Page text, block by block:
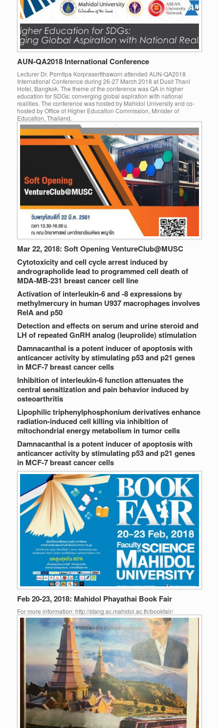
AUN-QA2018 International Conference
Lecturer Dr. Porntipa Korprasertthaworn attended AUN-QA2018
International Conference during 26-27 March 2018 at Dusit Thani
Hotel, Bangkok. The theme of the conference was QA in higher
education for SDGs: converging global aspiration with national
realities. The conference was hosted by Mahidol University and co-
hosted by Office of Higher Education Commission, Minister of
Education, Thailand.
Mar 22, 2018: Soft Opening VentureClub@MUSC
Cytotoxicity and cell cycle arrest induced by
andrographolide lead to programmed cell death of
MDA-MB-231 breast cancer cell line
Activation of interleukin-6 and -8 expressions by
methylmercury in human U937 macrophages involves
RelA and p50
Detection and effects on serum and urine steroid and
LH of repeated GnRH analog (leuprolide) stimulation
Damnacanthal is a potent inducer of apoptosis with
anticancer activity by stimulating p53 and p21 genes
in MCF‑7 breast cancer cells
Inhibition of interleukin-6 function attenuates the
central sensitization and pain behavior induced by
osteoarthritis
Lipophilic triphenylphosphonium derivatives enhance
radiation-induced cell killing via inhibition of
mitochondrial energy metabolism in tumor cells
Damnacanthal is a potent inducer of apoptosis with
anticancer activity by stimulating p53 and p21 genes
in MCF‑7 breast cancer cells
Feb 20-23, 2018: Mahidol Phayathai Book Fair
For more information: http://stang.sc.mahidol.ac.th/bookfair/